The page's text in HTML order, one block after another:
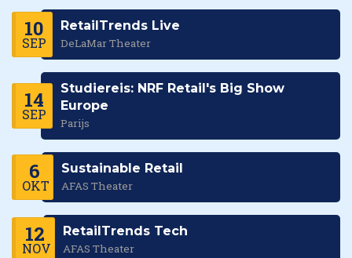
10
SEP
RetailTrends Live
DeLaMar Theater
14
SEP
Studiereis: NRF Retail's Big Show
Europe
Parijs
6
OKT
Sustainable Retail
AFAS Theater
12
NOV
RetailTrends Tech
AFAS Theater